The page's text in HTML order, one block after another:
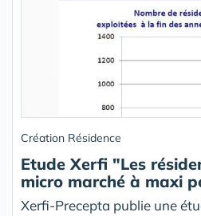
Création Résidence
Etude Xerfi "Les
micro marché à maxi
Xerfi-Precepta publie une